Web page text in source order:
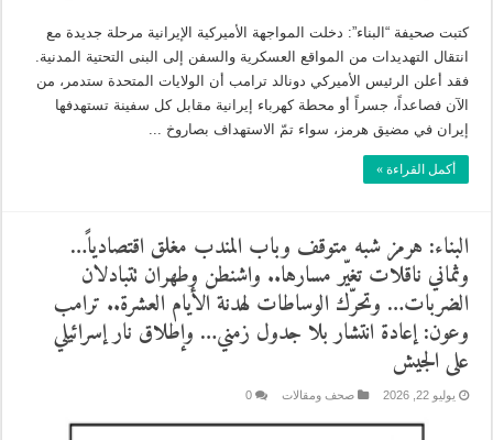
كتبت صحيفة “البناء”: دخلت المواجهة الأميركية الإيرانية مرحلة جديدة مع
انتقال التهديدات من المواقع العسكرية والسفن إلى البنى التحتية المدنية.
فقد أعلن الرئيس الأميركي دونالد ترامب أن الولايات المتحدة ستدمر، من
الآن فصاعداً، جسراً أو محطة كهرباء إيرانية مقابل كل سفينة تستهدفها
إيران في مضيق هرمز، سواء تمّ الاستهداف بصاروخ ...
أكمل القراءة »
البناء: هرمز شبه متوقف وباب المندب مغلق اقتصادياً…
وثماني ناقلات تغيّر مسارها.. واشنطن وطهران تتبادلان
الضربات… وتحرّك الوساطات لهدنة الأيام العشرة.. ترامب
وعون: إعادة انتشار بلا جدول زمني… وإطلاق نار إسرائيلي
على الجيش
يوليو 22, 2026 صحف ومقالات 0